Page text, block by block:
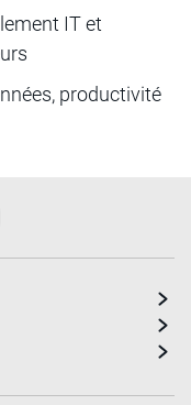
IT et
productivité